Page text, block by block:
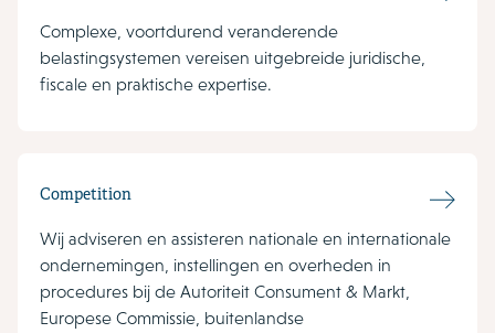
Complexe, voortdurend veranderende
belastingsystemen vereisen uitgebreide juridische,
fiscale en praktische expertise.
Competition
Wij adviseren en assisteren nationale en internationale
ondernemingen, instellingen en overheden in
procedures bij de Autoriteit Consument & Markt,
Europese Commissie, buitenlandse